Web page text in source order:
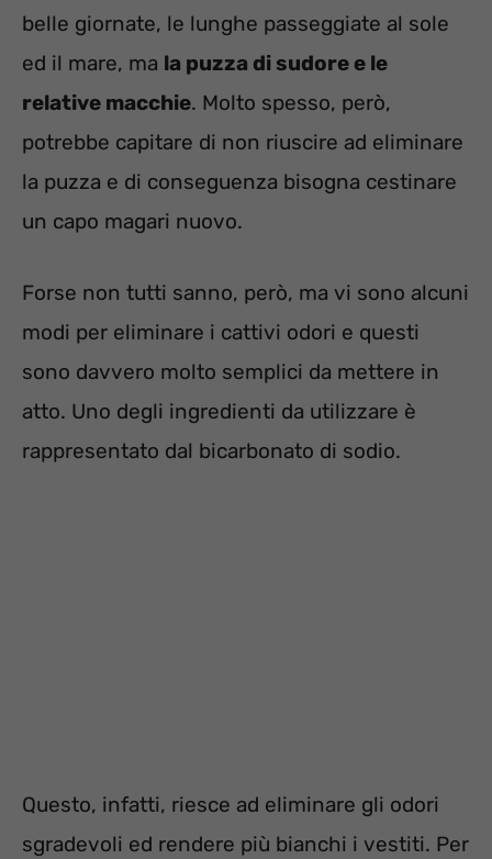
belle giornate, le lunghe passeggiate al sole
ed il mare, ma la puzza di sudore e le
relative macchie. Molto spesso, però,
potrebbe capitare di non riuscire ad eliminare
la puzza e di conseguenza bisogna cestinare
un capo magari nuovo.
Forse non tutti sanno, però, ma vi sono alcuni
modi per eliminare i cattivi odori e questi
sono davvero molto semplici da mettere in
atto. Uno degli ingredienti da utilizzare è
rappresentato dal bicarbonato di sodio.
Questo, infatti, riesce ad eliminare gli odori
sgradevoli ed rendere più bianchi i vestiti. Per